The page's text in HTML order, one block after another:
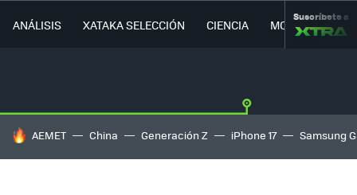
ANÁLISIS XATAKA SELECCIÓN CIENCIA MOVILIDAD
Suscríbete a
HOY SE HABLA DE
AEMET China Generación Z iPhone 17 Samsung